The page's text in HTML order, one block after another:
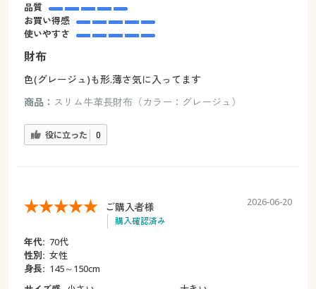
品質
お買い得感
使いやすさ
財布
色(グレージュ)も形.薄さ気に入ってます
商品： スリム牛革長財布（カラー：グレージュ）
役に立った 0
ご購入者様
購入確認済み
2026-06-20
年代: 70代
性別: 女性
身長: 145～150cm